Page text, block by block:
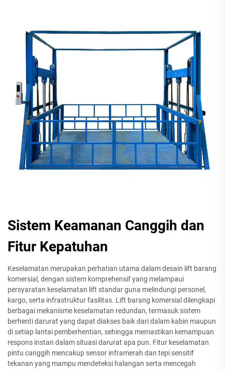
Sistem Keamanan Canggih dan
Fitur Kepatuhan
Keselamatan merupakan perhatian utama dalam desain lift barang
komersial, dengan sistem komprehensif yang melampaui
persyaratan keselamatan lift standar guna melindungi personel,
kargo, serta infrastruktur fasilitas. Lift barang komersial dilengkapi
berbagai mekanisme keselamatan redundan, termasuk sistem
berhenti darurat yang dapat diakses baik dari dalam kabin maupun
di setiap lantai pemberhentian, sehingga memastikan kemampuan
respons instan dalam situasi darurat apa pun. Fitur keselamatan
pintu canggih mencakup sensor inframerah dan tepi sensitif
tekanan yang mampu mendeteksi halangan serta mencegah